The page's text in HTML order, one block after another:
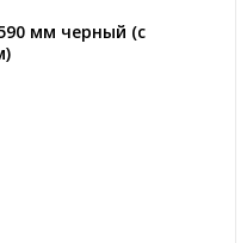
мм черный (с